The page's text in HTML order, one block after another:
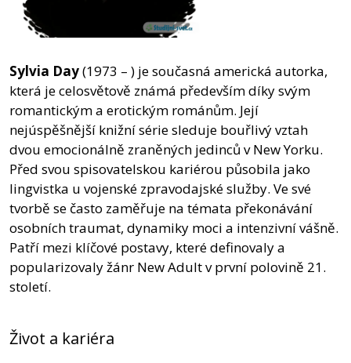
Sylvia Day(1973 – ) je současná americká autorka,
která je celosvětově známá především díky svým
romantickým a erotickým románům. Její
nejúspěšnější knižní série sleduje bouřlivý vztah
dvou emocionálně zraněných jedinců v New Yorku.
Před svou spisovatelskou kariérou působila jako
lingvistka u vojenské zpravodajské služby. Ve své
tvorbě se často zaměřuje na témata překonávání
osobních traumat, dynamiky moci a intenzivní vášně.
Patří mezi klíčové postavy, které definovaly a
popularizovaly žánr New Adult v první polovině 21.
století.
Život a kariéra